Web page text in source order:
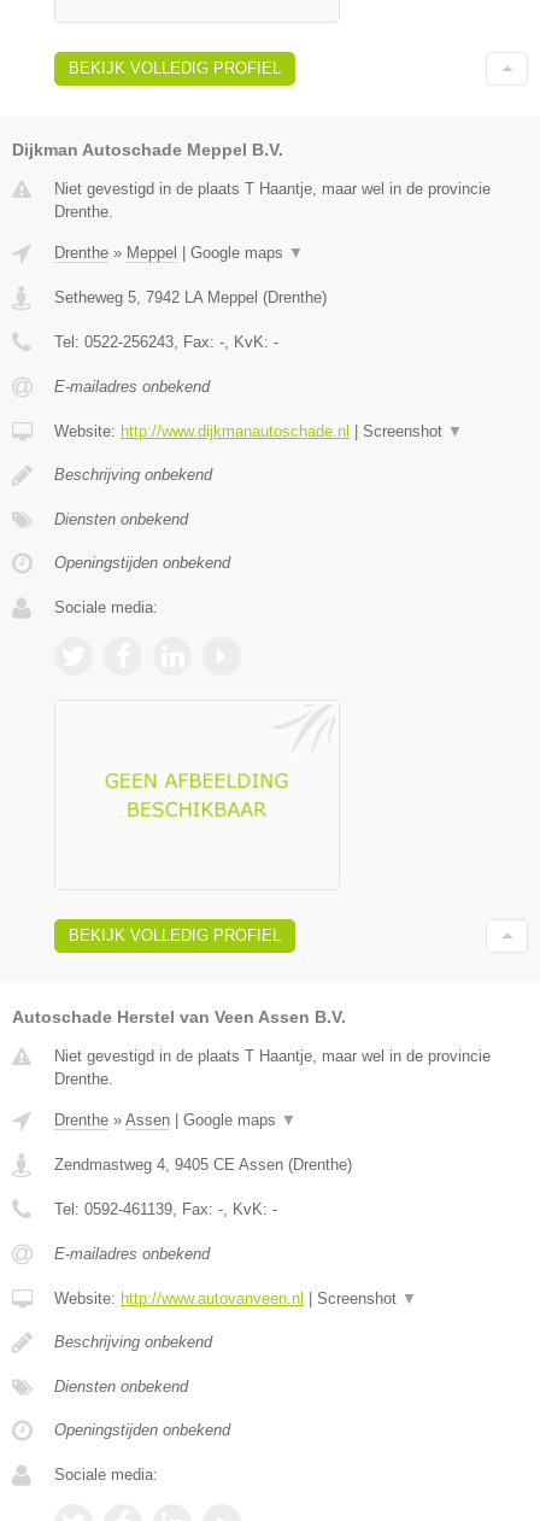
BEKIJK VOLLEDIG PROFIEL
Dijkman Autoschade Meppel B.V.
Niet gevestigd in de plaats T Haantje, maar wel in de provincie
Drenthe.
Drenthe » Meppel | Google maps ▼
Setheweg 5 7942 LA Meppel (Drenthe)
Tel: 0522-256243 , Fax: - , KvK: -
E-mailadres onbekend
Website: http://www.dijkmanautoschade.nl | Screenshot ▼
Beschrijving onbekend
Diensten onbekend
Openingstijden onbekend
Sociale media:
BEKIJK VOLLEDIG PROFIEL
Autoschade Herstel van Veen Assen B.V.
Niet gevestigd in de plaats T Haantje, maar wel in de provincie
Drenthe.
Drenthe » Assen Google maps ▼
Zendmastweg 4, 9405 CE Assen (Drenthe)
Tel: 0592-461139, Fax: -, KvK: -
E-mailadres onbekend
Website: http://www.autovanveen.nl Screenshot ▼
Beschrijving onbekend
Diensten onbekend
Openingstijden onbekend
Sociale media: